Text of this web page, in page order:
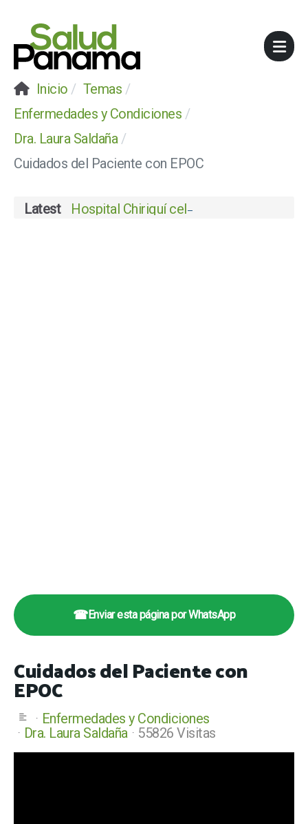
Inicio
Temas
Enfermedades y Condiciones
Dra. Laura Saldaña
Cuidados del Paciente con EPOC
Latest Hospital Chiriquí celebra su certificación
☎Enviar esta página por WhatsApp
Cuidados del Paciente con
EPOC
Enfermedades y Condiciones
Dra. Laura Saldaña
55826 Visitas